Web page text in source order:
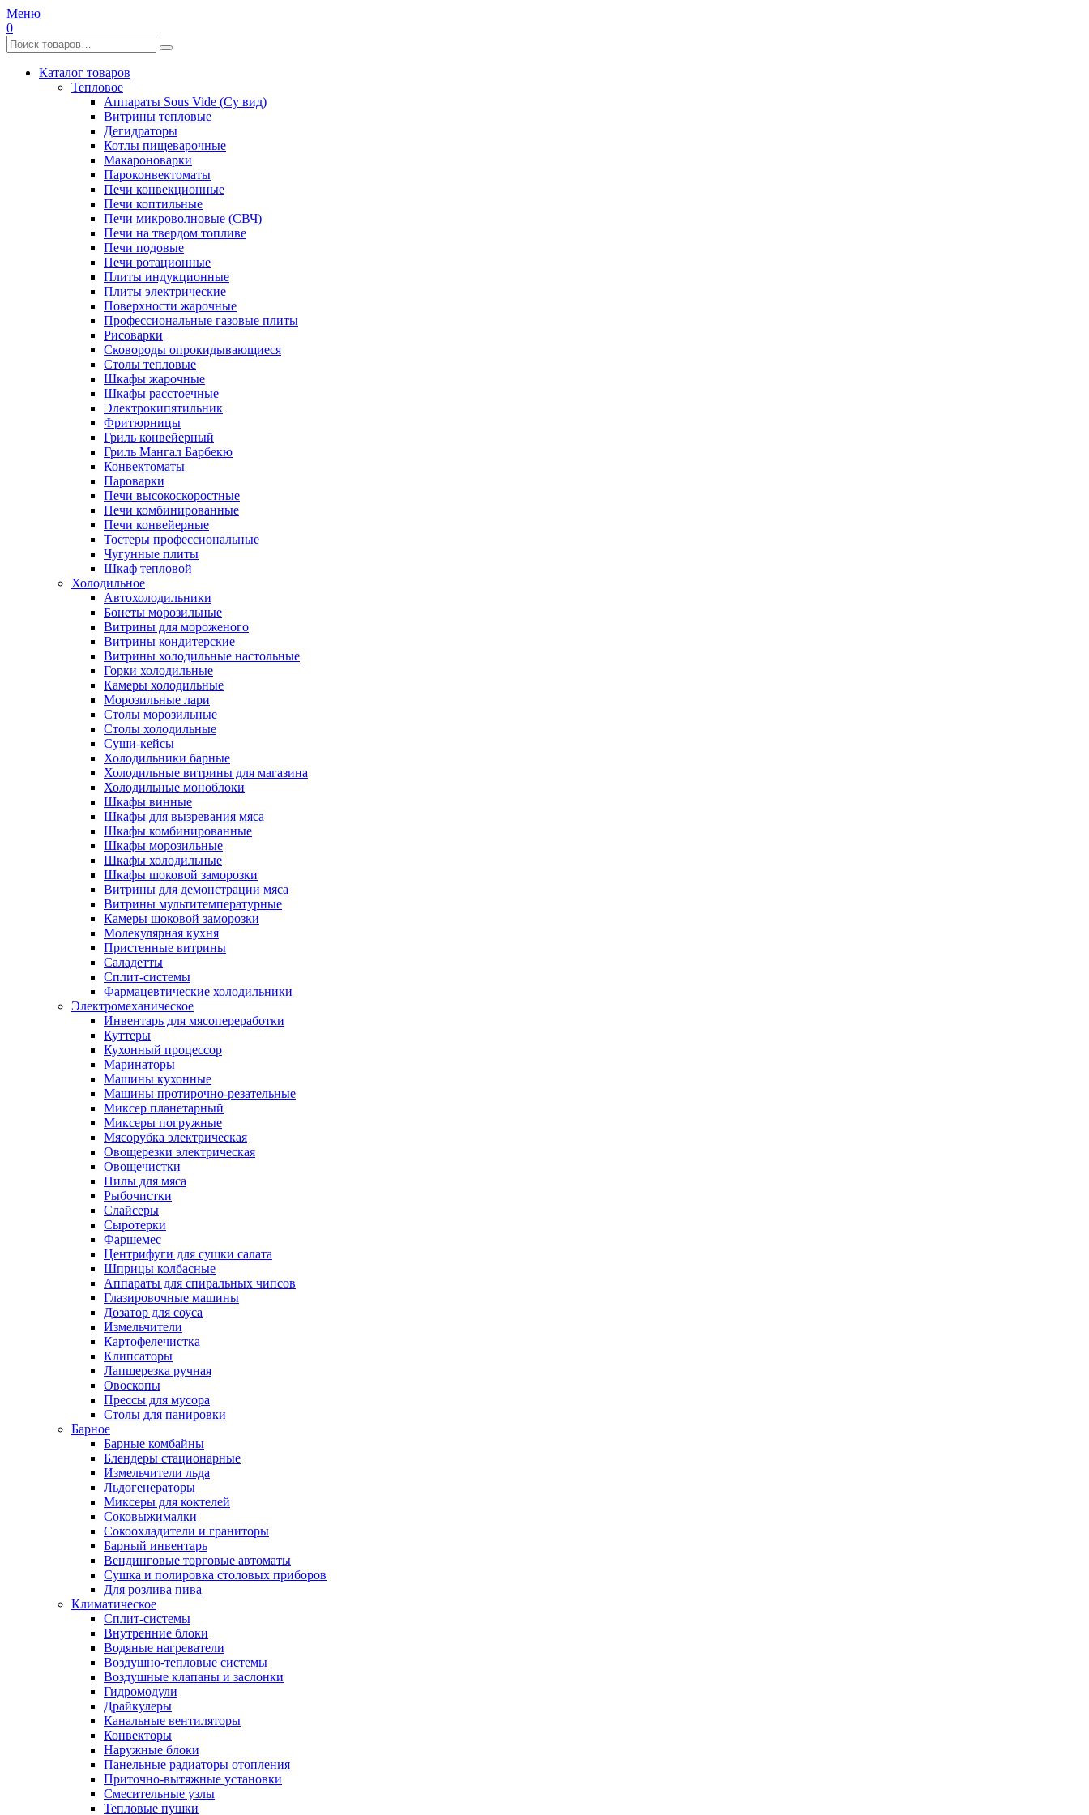
Меню
0
Каталог товаров
Тепловое
Аппараты Sous Vide (Су вид)
Витрины тепловые
Дегидраторы
Котлы пищеварочные
Макароноварки
Пароконвектоматы
Печи конвекционные
Печи коптильные
Печи микроволновые (СВЧ)
Печи на твердом топливе
Печи подовые
Печи ротационные
Плиты индукционные
Плиты электрические
Поверхности жарочные
Профессиональные газовые плиты
Рисоварки
Сковороды опрокидывающиеся
Столы тепловые
Шкафы жарочные
Шкафы расстоечные
Электрокипятильник
Фритюрницы
Гриль конвейерный
Гриль Мангал Барбекю
Конвектоматы
Пароварки
Печи высокоскоростные
Печи комбинированные
Печи конвейерные
Тостеры профессиональные
Чугунные плиты
Шкаф тепловой
Холодильное
Автохолодильники
Бонеты морозильные
Витрины для мороженого
Витрины кондитерские
Витрины холодильные настольные
Горки холодильные
Камеры холодильные
Морозильные лари
Столы морозильные
Столы холодильные
Суши-кейсы
Холодильники барные
Холодильные витрины для магазина
Холодильные моноблоки
Шкафы винные
Шкафы для вызревания мяса
Шкафы комбинированные
Шкафы морозильные
Шкафы холодильные
Шкафы шоковой заморозки
Витрины для демонстрации мяса
Витрины мультитемпературные
Камеры шоковой заморозки
Молекулярная кухня
Пристенные витрины
Саладетты
Сплит-системы
Фармацевтические холодильники
Электромеханическое
Инвентарь для мясопереработки
Куттеры
Кухонный процессор
Маринаторы
Машины кухонные
Машины протирочно-резательные
Миксер планетарный
Миксеры погружные
Мясорубка электрическая
Овощерезки электрическая
Овощечистки
Пилы для мяса
Рыбочистки
Слайсеры
Сыротерки
Фаршемес
Центрифуги для сушки салата
Шприцы колбасные
Аппараты для спиральных чипсов
Глазировочные машины
Дозатор для соуса
Измельчители
Картофелечистка
Клипсаторы
Лапшерезка ручная
Овоскопы
Прессы для мусора
Столы для панировки
Барное
Барные комбайны
Блендеры стационарные
Измельчители льда
Льдогенераторы
Миксеры для коктелей
Соковыжималки
Сокоохладители и граниторы
Барный инвентарь
Вендинговые торговые автоматы
Сушка и полировка столовых приборов
Для розлива пива
Климатическое
Сплит-системы
Внутренние блоки
Водяные нагреватели
Воздушно-тепловые системы
Воздушные клапаны и заслонки
Гидромодули
Драйкулеры
Канальные вентиляторы
Конвекторы
Наружные блоки
Панельные радиаторы отопления
Приточно-вытяжные установки
Смесительные узлы
Тепловые пушки